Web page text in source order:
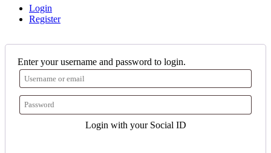
Login
Register
Enter your username and password to login.
Login with your Social ID